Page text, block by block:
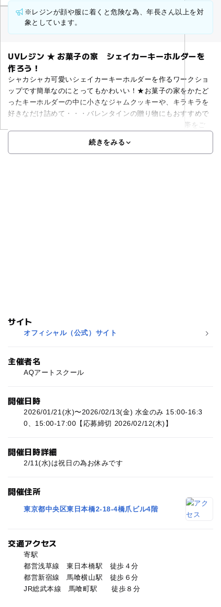
※レジンが顔や服に着くと危険な為、年長さん以上を対
象としています。
UVレジン ★ お菓子の家 シェイカーキーホルダーを
作ろう！
シャカシャカ可愛いシェイカーキーホルダーを作るワークショ
ップです簡単なのにとってもかわいい！★お菓子の家をかたど
ったキーホルダーの中に小さなジャムクッキーや、キラキラを
好きなだけ詰めて・・・バレンタインの贈り物にもおすすめで
す♡ぜひご参加ください♪以下開催日からお好きな時間帯をご
続きをみる
サイト
オフィシャル（公式）サイト
主催者名
AQアートスクール
開催日時
2026/01/21(水)〜2026/02/13(金) 水金のみ 15:00-16:3
0、15:00-17:00【応募締切 2026/02/12(木)】
開催日時詳細
2/11(水)は祝日の為お休みです
開催住所
東京都中央区東日本橋2-18-4橋爪ビル4階
交通アクセス
寄駅
都営浅草線 東日本橋駅 徒歩４分
都営新宿線 馬喰横山駅 徒歩６分
JR総武本線 馬喰町駅 徒歩８分